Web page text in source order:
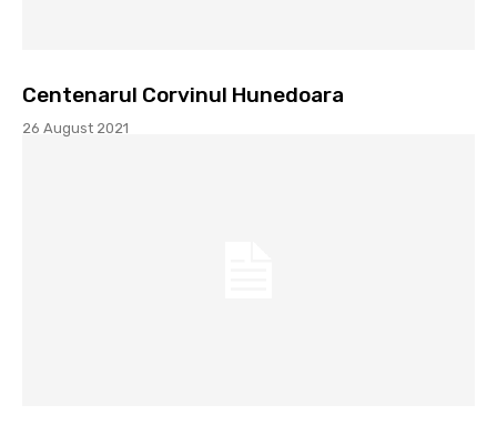
Centenarul Corvinul Hunedoara
26 August 2021